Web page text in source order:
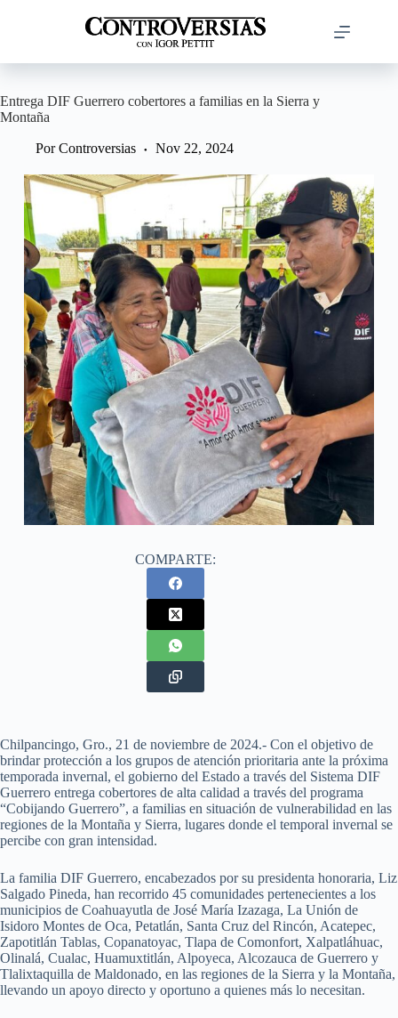
Entrega DIF Guerrero cobertores a familias en la Sierra y
Montaña
Por Controversias Nov 22, 2024
COMPARTE:
Chilpancingo, Gro., 21 de noviembre de 2024.- Con el objetivo de
brindar protección a los grupos de atención prioritaria ante la próxima
temporada invernal, el gobierno del Estado a través del Sistema DIF
Guerrero entrega cobertores de alta calidad a través del programa
“Cobijando Guerrero”, a familias en situación de vulnerabilidad en las
regiones de la Montaña y Sierra, lugares donde el temporal invernal se
percibe con gran intensidad.
La familia DIF Guerrero, encabezados por su presidenta honoraria, Liz
Salgado Pineda, han recorrido 45 comunidades pertenecientes a los
municipios de Coahuayutla de José María Izazaga, La Unión de
Isidoro Montes de Oca, Petatlán, Santa Cruz del Rincón, Acatepec,
Zapotitlán Tablas, Copanatoyac, Tlapa de Comonfort, Xalpatláhuac,
Olinalá, Cualac, Huamuxtitlán, Alpoyeca, Alcozauca de Guerrero y
Tlalixtaquilla de Maldonado, en las regiones de la Sierra y la Montaña,
llevando un apoyo directo y oportuno a quienes más lo necesitan.